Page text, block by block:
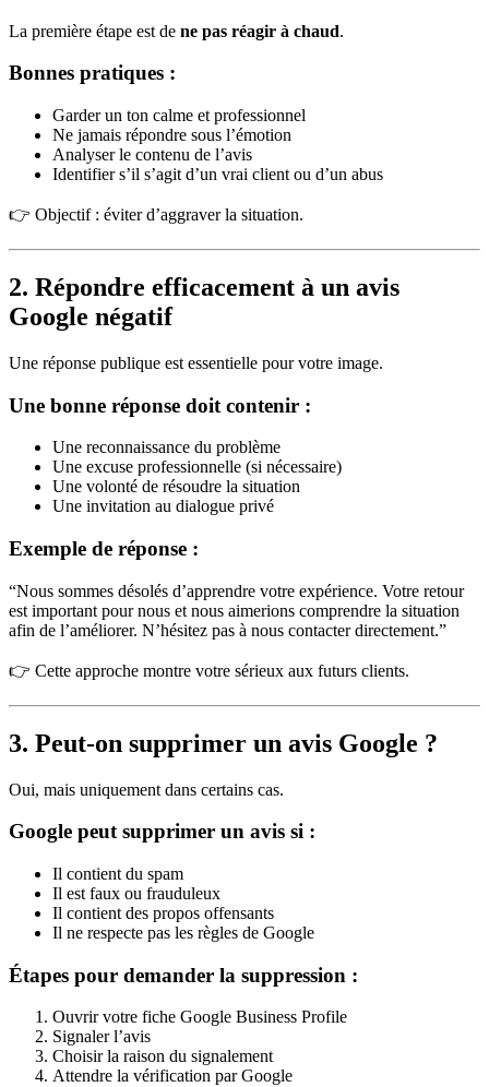
La première étape est de ne pas réagir à chaud.
Bonnes pratiques :
Garder un ton calme et professionnel
Ne jamais répondre sous l’émotion
Analyser le contenu de l’avis
Identifier s’il s’agit d’un vrai client ou d’un abus
👉 Objectif : éviter d’aggraver la situation.
2. Répondre efficacement à un avis
Google négatif
Une réponse publique est essentielle pour votre image.
Une bonne réponse doit contenir :
Une reconnaissance du problème
Une excuse professionnelle (si nécessaire)
Une volonté de résoudre la situation
Une invitation au dialogue privé
Exemple de réponse :
“Nous sommes désolés d’apprendre votre expérience. Votre retour
est important pour nous et nous aimerions comprendre la situation
afin de l’améliorer. N’hésitez pas à nous contacter directement.”
👉 Cette approche montre votre sérieux aux futurs clients.
3. Peut-on supprimer un avis Google ?
Oui, mais uniquement dans certains cas.
Google peut supprimer un avis si :
Il contient du spam
Il est faux ou frauduleux
Il contient des propos offensants
Il ne respecte pas les règles de Google
Étapes pour demander la suppression :
Ouvrir votre fiche Google Business Profile
Signaler l’avis
Choisir la raison du signalement
Attendre la vérification par Google